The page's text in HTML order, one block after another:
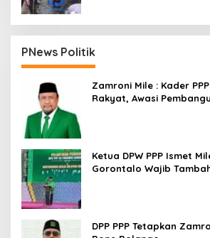
PNews Politik
Zamroni Mile : Kader
Rakyat, Awasi
Ketua DPW PPP Ismet
Gorontalo Wajib
DPP PPP Tetapkan